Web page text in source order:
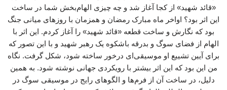
«قائد شهید» از کجا آغاز شد و چه چیزی الهام‌بخش شما در ساخت
این اثر بود؟ اواخر ماه مبارک رمضان و همزمان با روزهای میانی جنگ
بود که نگارش و ساخت قطعه «قائد شهید» را آغاز کردم. این اثر با
الهام از فضای سوگ و بدرقه باشکوه یک رهبر شهید و با این تصور که
برای آیین تشییع او موسیقی‌ای درخور ساخته شود، شکل گرفت. نگاه
من این بود که این اثر بیشتر با رویکردی جهانی نوشته شود. به همین
دلیل، در ساخت آن از فرم‌ها و الگوهای رایج در موسیقی سوگ در